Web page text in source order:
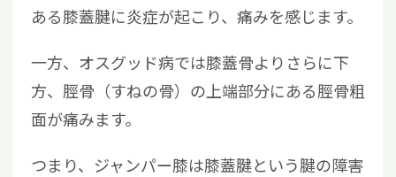
ある膝蓋腱に炎症が起こり、痛みを感じます。
一方、オスグッド病では膝蓋骨よりさらに下
方、脛骨（すねの骨）の上端部分にある脛骨粗
面が痛みます。
つまり、ジャンパー膝は膝蓋腱という腱の障害